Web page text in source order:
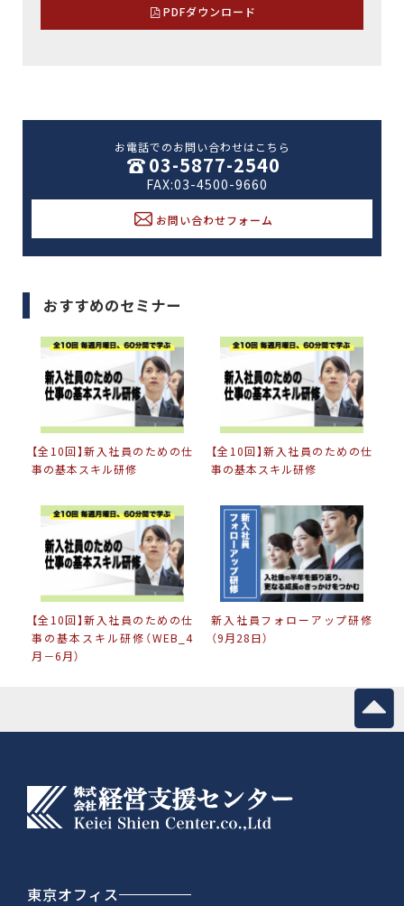
PDFダウンロード
お電話でのお問い合わせはこちら
03-5877-2540
FAX:03-4500-9660
お問い合わせフォーム
おすすめのセミナー
【全10回】新入社員のための仕
事の基本スキル研修
【全10回】新入社員のための仕
事の基本スキル研修
【全10回】新入社員のための仕
事の基本スキル研修（WEB_4
月－6月）
新入社員フォローアップ研修
（9月28日）
東京オフィス